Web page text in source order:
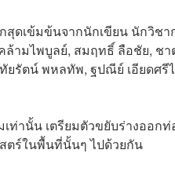
ดเข้มข้นจากนักเขียน นักวิชา
ามไพบูลย์, สมฤทธิ์ ลือชัย, ช
รัตน์ พหลทัพ, ฐปณีย์ เอียดศรี
ท่านั้น เตรียมตัวขยับร่างออ
ตร์ในพื้นที่นั้นๆ ไปด้วยกัน